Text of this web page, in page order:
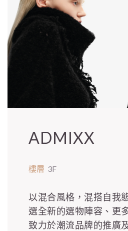
ADMIXX
樓層 3F
以混合風格，混搭自我
選全新的選物陣容、更
致力於潮流品牌的推廣